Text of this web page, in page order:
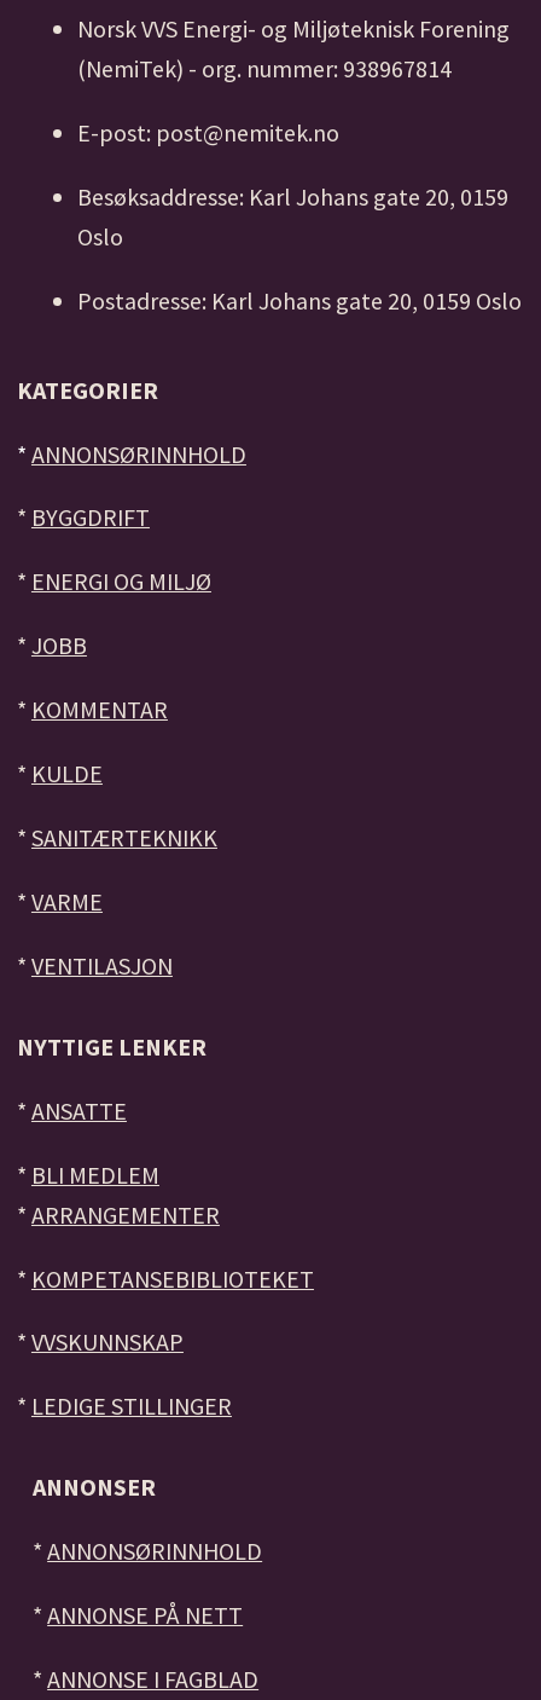
Norsk VVS Energi- og Miljøteknisk Forening
(NemiTek) - org. nummer: 938967814
E-post: post@nemitek.no
Besøksaddresse: Karl Johans gate 20, 0159
Oslo
Postadresse: Karl Johans gate 20, 0159 Oslo
KATEGORIER
* ANNONSØRINNHOLD
* BYGGDRIFT
* ENERGI OG MILJØ
* JOBB
* KOMMENTAR
* KULDE
* SANITÆRTEKNIKK
* VARME
* VENTILASJON
NYTTIGE LENKER
* ANSATTE
* BLI MEDLEM
* ARRANGEMENTER
* KOMPETANSEBIBLIOTEKET
* VVSKUNNSKAP
* LEDIGE STILLINGER
ANNONSER
*ANNONSØRINNHOLD
*ANNONSE PÅ NETT
*ANNONSE I FAGBLAD